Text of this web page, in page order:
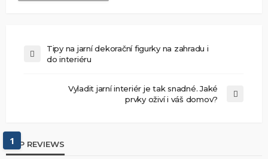
Tipy na jarní dekorační figurky na zahradu i
do interiéru
Vyladit jarní interiér je tak snadné. Jaké
prvky oživí i váš domov?
TOP REVIEWS
1